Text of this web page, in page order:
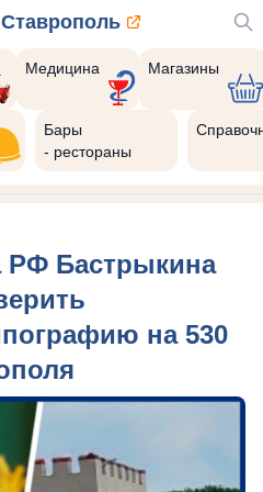
Ставрополь
Медицина Магазины
Бары
- рестораны
РФ Бастрыкина
на 530